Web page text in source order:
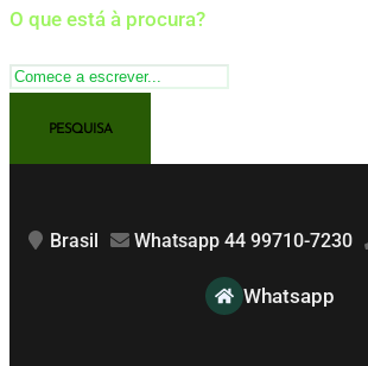
O que está à procura?
Brasil Whatsapp 44 99710-7230
Whatsapp